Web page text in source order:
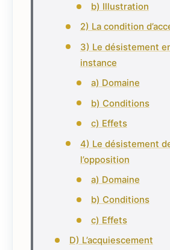
b) Illustration
2) La condition
3) Le désistement
instance
a) Domaine
b) Conditions
c) Effets
4) Le désistement
l’opposition
a) Domaine
b) Conditions
c) Effets
D) L’acquiescement